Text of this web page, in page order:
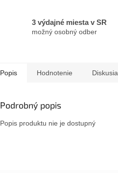
3 výdajné miesta v SR
možný osobný odber
Popis Hodnotenie Diskusia
Podrobný popis
Popis produktu nie je dostupný